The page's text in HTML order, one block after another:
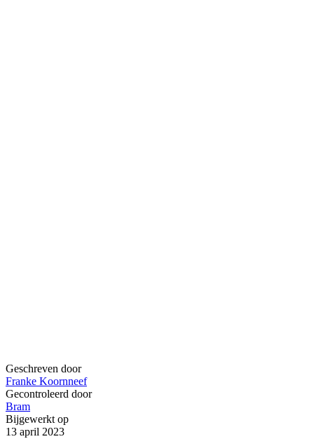
Geschreven door
Franke Koornneef
Gecontroleerd door
Bram
Bijgewerkt op
13 april 2023